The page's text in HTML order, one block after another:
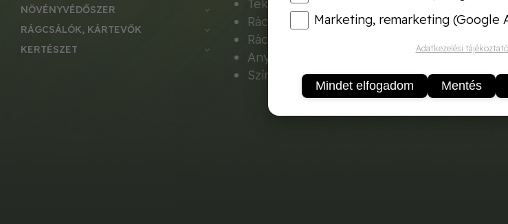
Tekercs méret: 1 X 10 méter
Rács névleges méret: 32 mm
Rács forma: Méhsejtes
Anyag vastagság: 0,7 mm
Szín: Króm
NÖVÉNYVÉDŐSZER
RÁGCSÁLÓK, KÁRTEVŐK
KERTÉSZET
Marketing, remarketing (Google
Adatkezelési tájékoztató
Mindet elfogadom Mentés